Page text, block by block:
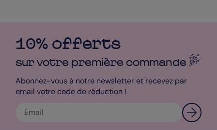
10% offerts
sur votre première commande
Abonnez-vous à notre newsletter et recevez par
email votre code de réduction !